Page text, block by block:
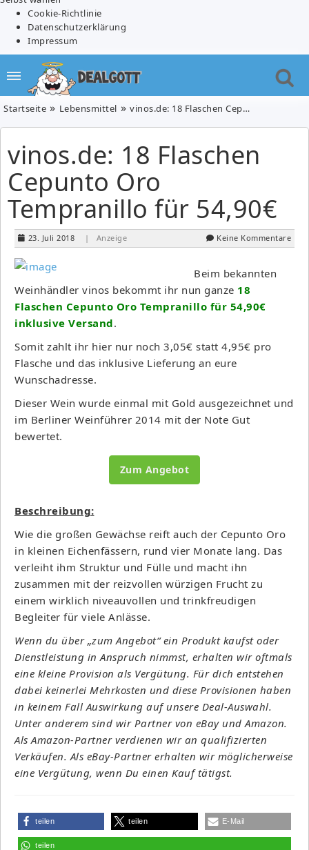
Cookie-Richtlinie
Datenschutzerklärung
Impressum
Startseite Lebensmittel vinos.de: 18 Flaschen Cepunto Oro Tempranillo für 54,90€
vinos.de: 18 Flaschen
Cepunto Oro
Tempranillo für 54,90€
23. Juli 2018 | Anzeige Keine Kommentare
Beim bekannten
Weinhändler vinos bekommt ihr nun ganze 18
Flaschen Cepunto Oro Tempranillo für 54,90€
inklusive Versand.
Somit zahlt ihr hier nur noch 3,05€ statt 4,95€ pro
Flasche und das inklusive Lieferung an eure
Wunschadresse.
Dieser Wein wurde einmal mit Gold ausgezeichnet und
im Berliner Weinführer 2014 mit der Note Gut
bewertet.
Zum Angebot
Beschreibung:
Wie die großen Gewächse reift auch der Cepunto Oro
in kleinen Eichenfässern, rund vier Monate lang. Das
verleiht ihm Struktur und Fülle und macht ihn
zusammen mit der reizvollen würzigen Frucht zu
einem wirklich niveauvollen und trinkfreudigen
Begleiter für viele Anlässe.
Wenn du über „zum Angebot“ ein Produkt kaufst oder
Dienstleistung in Anspruch nimmst, erhalten wir oftmals
eine kleine Provision als Vergütung. Für dich entstehen
dabei keinerlei Mehrkosten und diese Provisionen haben
in keinem Fall Auswirkung auf unsere Deal-Auswahl.
Unter anderem sind wir Partner von eBay und Amazon.
Als Amazon-Partner verdienen wir an qualifizierten
Verkäufen. Als eBay-Partner erhalten wir möglicherweise
eine Vergütung, wenn Du einen Kauf tätigst.
teilen teilen E-Mail
teilen